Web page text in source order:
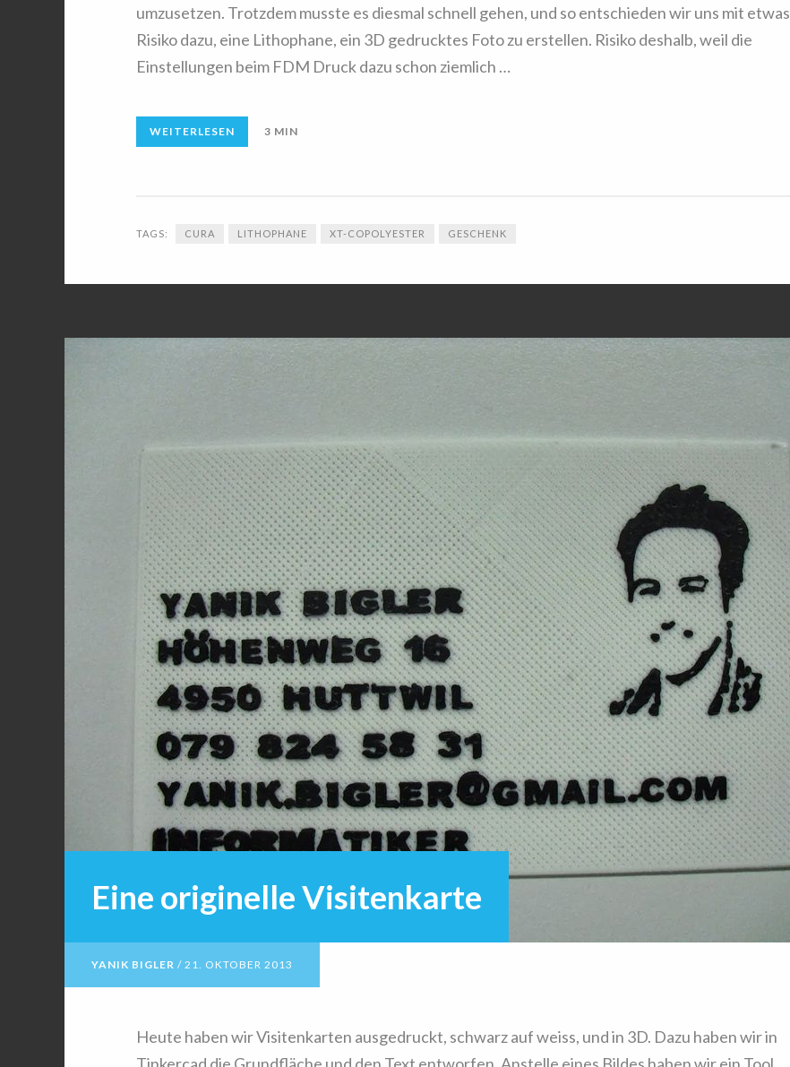
umzusetzen. Trotzdem musste es diesmal schnell gehen, und so entschieden wir uns mit etwas
Risiko dazu, eine Lithophane, ein 3D gedrucktes Foto zu erstellen. Risiko deshalb, weil die
Einstellungen beim FDM Druck dazu schon ziemlich …
WEITERLESEN 3 MIN
TAGS: CURA LITHOPHANE XT-COPOLYESTER GESCHENK
Eine originelle Visitenkarte
YANIK BIGLER / 21. OKTOBER 2013
Heute haben wir Visitenkarten ausgedruckt, schwarz auf weiss, und in 3D. Dazu haben wir in